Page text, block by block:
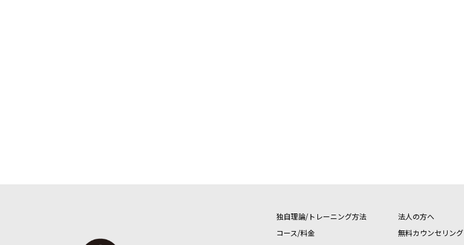
独自理論/トレーニング方法
コース/料金
法人の方へ
無料カウンセリング